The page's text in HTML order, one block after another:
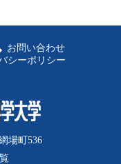
お問い合わせ
シーポリシー
場町536